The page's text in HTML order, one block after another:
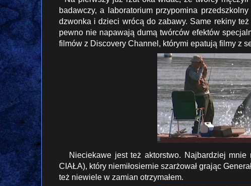
badawczy, a laboratorium przypomina
dzwonka i dzieci wrócą do zabawy. Same rekiny
pewno nie napawają dumą twórców efektów
filmów z Discovery Channel, którymi epatują filmy z
Nieciekawe jest też aktorstwo. Najbardziej mnie
CIAŁA), który niemiłosiernie szarżował grając
też niewiele w zamian otrzymałem.